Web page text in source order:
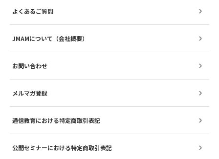
よくあるご質問
JMAMについて（会社概要）
お問い合わせ
メルマガ登録
通信教育における特定商取引表記
公開セミナーにおける特定商取引表記